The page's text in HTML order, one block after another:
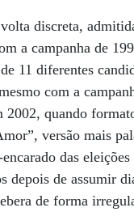
discreta,
a campanha de
11 diferentes
com a
quando
versão mais
das
depois de assumir
de forma